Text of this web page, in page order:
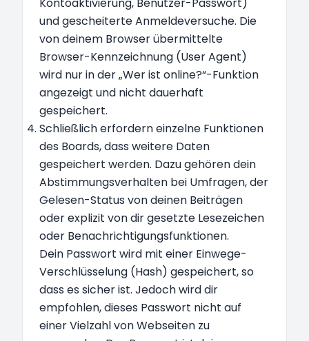
und gescheiterte Anmeldeversuche. Die
von deinem Browser übermittelte
Browser-Kennzeichnung (User Agent)
wird nur in der „Wer ist online?“-Funktion
angezeigt und nicht dauerhaft
gespeichert.
Schließlich erfordern einzelne Funktionen
des Boards, dass weitere Daten
gespeichert werden. Dazu gehören dein
Abstimmungsverhalten bei Umfragen, der
Gelesen-Status von deinen Beiträgen
oder explizit von dir gesetzte Lesezeichen
oder Benachrichtigungsfunktionen.
Dein Passwort wird mit einer Einwege-
Verschlüsselung (Hash) gespeichert, so
dass es sicher ist. Jedoch wird dir
empfohlen, dieses Passwort nicht auf
einer Vielzahl von Webseiten zu